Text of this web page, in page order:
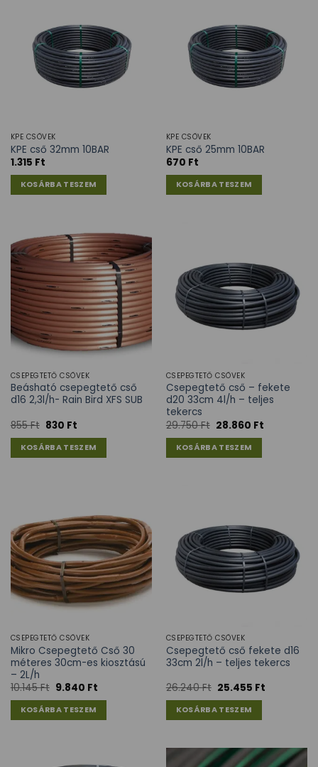
KPE CSÖVEK
KPE cső 32mm 10BAR
1.315 Ft
KOSÁRBA TESZEM
KPE CSÖVEK
KPE cső 25mm 10BAR
670 Ft
KOSÁRBA TESZEM
CSEPEGTETŐ CSÖVEK
Beásható csepegtető cső
d16 2,3l/h- Rain Bird XFS SUB
855Ft 830 Ft
KOSÁRBA TESZEM
CSEPEGTETŐ CSÖVEK
Csepegtető cső – fekete
d20 33cm 4l/h – teljes
tekercs
29.750Ft 28.860 Ft
KOSÁRBA TESZEM
CSEPEGTETŐ CSÖVEK
Mikro Csepegtető Cső 30
méteres 30cm-es kiosztású
– 2L/h
10.145Ft 9.840 Ft
KOSÁRBA TESZEM
CSEPEGTETŐ CSÖVEK
Csepegtető cső fekete d16
33cm 2l/h – teljes tekercs
26.240Ft 25.455 Ft
KOSÁRBA TESZEM